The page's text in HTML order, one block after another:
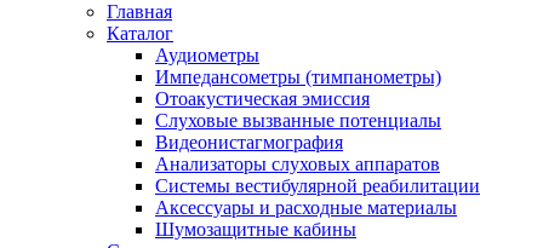
Главная
Каталог
Аудиометры
Импедансометры (тимпанометры)
Отоакустическая эмиссия
Cлуховые вызванные потенциалы
Видеонистагмография
Анализаторы слуховых аппаратов
Системы вестибулярной реабилитации
Аксессуары и расходные материалы
Шумозащитные кабины